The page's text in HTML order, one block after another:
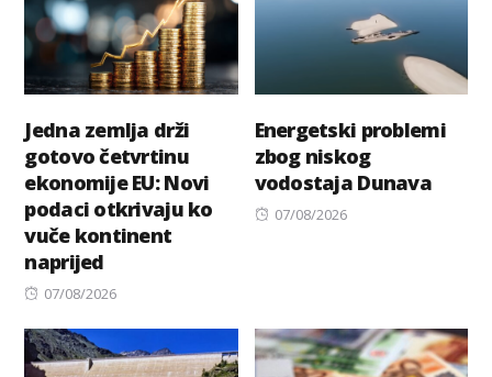
Jedna zemlja drži
gotovo četvrtinu
ekonomije EU: Novi
podaci otkrivaju ko
vuče kontinent
naprijed
Posted
07/08/2026
Energetski problemi
zbog niskog
vodostaja Dunava
Posted
07/08/2026